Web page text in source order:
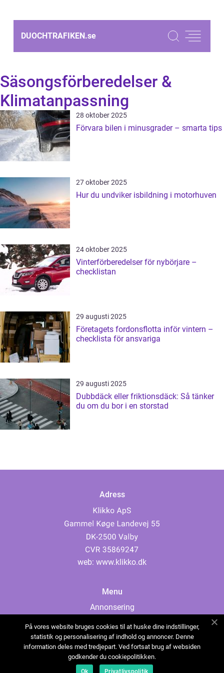
DUOCHTRAFIKEN.se
Säsongsförberedelser &
Klimatanpassning
28 oktober 2025
Förvara bilen i minusgrader – smarta tips
27 oktober 2025
Hur du undviker isbildning i motorhuven
24 oktober 2025
Vinterförberedelser för nybörjare –
checklistan
29 augusti 2025
Företagets fordonsflotta inför vintern –
checklista för ansvariga
29 augusti 2025
Dubbdäck eller friktionsdäck: Så tänker
du om du bor i en storstad
Adress
web: www.klikko.dk
Menu
Annonsering
Cookies
Kontakta oss
Sitemap
På vores website bruges cookies til at huske dine indstillinger,
statistik og personalisering af indhold og annoncer. Denne
information deles med tredjepart. Ved fortsat brug af websiden
godkender du cookiepolitikken.
Ok Privatlivspolitik